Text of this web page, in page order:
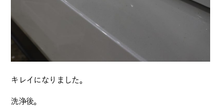
キレイになりました。
洗浄後。